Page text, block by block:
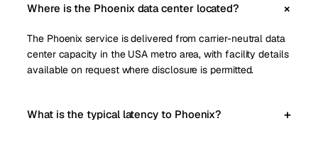
Where is the Phoenix data center located?
The Phoenix service is delivered from carrier-neutral data
center capacity in the USA metro area, with facility details
available on request where disclosure is permitted.
What is the typical latency to Phoenix?